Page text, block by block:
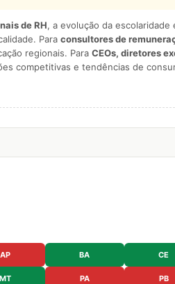
de RH, a evolução da
Para consultores de
regionais. Para CEOs, diretores
competitivas e tendências de
AP BA CE
MT PA PB